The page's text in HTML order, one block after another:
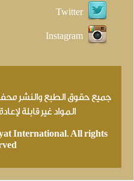
Twitter
Instagram
جميع حقوق الطبع والنشر محفوظة
المواد غير قابلة
International. All rights